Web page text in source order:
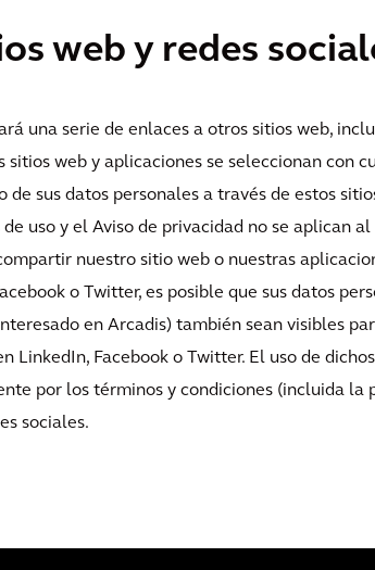
web y redes
una serie de enlaces a otros sitios web,
sitios web y aplicaciones se seleccionan con
de sus datos personales a través de estos
uso y el Aviso de privacidad no se aplican al
nuestro sitio web o nuestras
o Twitter, es posible que sus datos
en Arcadis) también sean visibles
LinkedIn, Facebook o Twitter. El uso de
por los términos y condiciones (incluida la
sociales.